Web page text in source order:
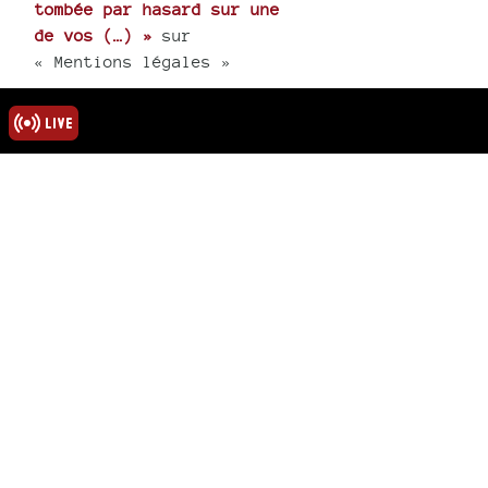
tombée par hasard sur une
de vos (…) » sur
« Mentions légales »
« J’apprends le décès de
Majid. toutes mes
condoléances à tous, sa